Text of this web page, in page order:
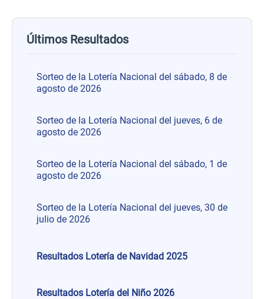
Últimos Resultados
Sorteo de la Lotería Nacional del sábado, 8 de
agosto de 2026
Sorteo de la Lotería Nacional del jueves, 6 de
agosto de 2026
Sorteo de la Lotería Nacional del sábado, 1 de
agosto de 2026
Sorteo de la Lotería Nacional del jueves, 30 de
julio de 2026
Resultados Lotería de Navidad 2025
Resultados Lotería del Niño 2026